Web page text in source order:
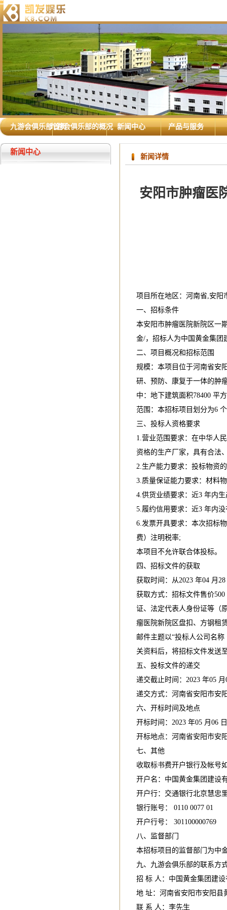
九游会俱乐部首页九游会俱乐部的概况 新闻中心 产品与服务
新闻中心
新闻详情
安阳市肿瘤医
项目所在地区：河南省,安阳
一、招标条件
本安阳市肿瘤医院新院区一
金/，招标人为中国黄金集团
二、项目概况和招标范围
规模：本项目位于河南省安
研、预防、康复于一体的肿
中：地下建筑面积78400 平
范围：本招标项目划分为6
三、投标人资格要求
1.营业范围要求：在中华人
资格的生产厂家，具有合法
2.生产能力要求：投标物资
3.质量保证能力要求：材料
4.供货业绩要求：近3 年内
5.履约信用要求：近3 年内
6.发票开具要求：本次招标
费）注明税率;
本项目不允许联合体投标。
四、招标文件的获取
获取时间：从2023 年04 月
获取方式：招标文件售价
证、法定代表人身份证等（
瘤医院新院区盘扣、方钢租
邮件主题以“投标人公司名
关资料后，将招标文件发送
五、投标文件的递交
递交截止时间：2023 年05
递交方式：河南省安阳市安
六、开标时间及地点
开标时间：2023 年05 月06
开标地点：河南省安阳市安
七、其他
收取标书费开户银行及帐号
开户名：中国黄金集团建设
开户行：交通银行北京慧忠
银行账号： 0110 0077 01
开户行号： 301100000769
八、监督部门
本招标项目的监督部门为中
九、九游会俱乐部的联系方
招 标 人：中国黄金集团建
地 址：河南省安阳市安阳县
联 系 人：李先生